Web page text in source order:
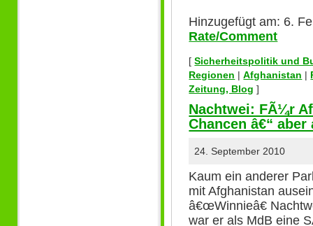
Hinzugefügt am: 6.
Rate/Comment
[Sicherheitspolitik und
Regionen |Afghanistan |
Zeitung, Blog ]
Nachtwei: FÃ¼r
Chancen â€“
24. September 2010
Kaum ein anderer
mit Afghanistan
â€œWinnieâ€
war er als MdB eine